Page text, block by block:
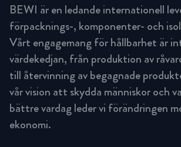
BEWI är en ledande internationell
förpacknings-, komponenter- och
Vårt engagemang för hållbarhet är
värdekedjan, från produktion av
till återvinning av begagnade
vår vision att skydda människor och
bättre vardag leder vi förändringen
ekonomi.